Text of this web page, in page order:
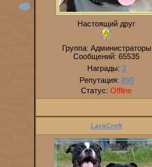
Настоящий друг
Группа: Администраторы
Сообщений: 65535
Награды: 3
Репутация: 890
Статус: Offline
LaraCroft